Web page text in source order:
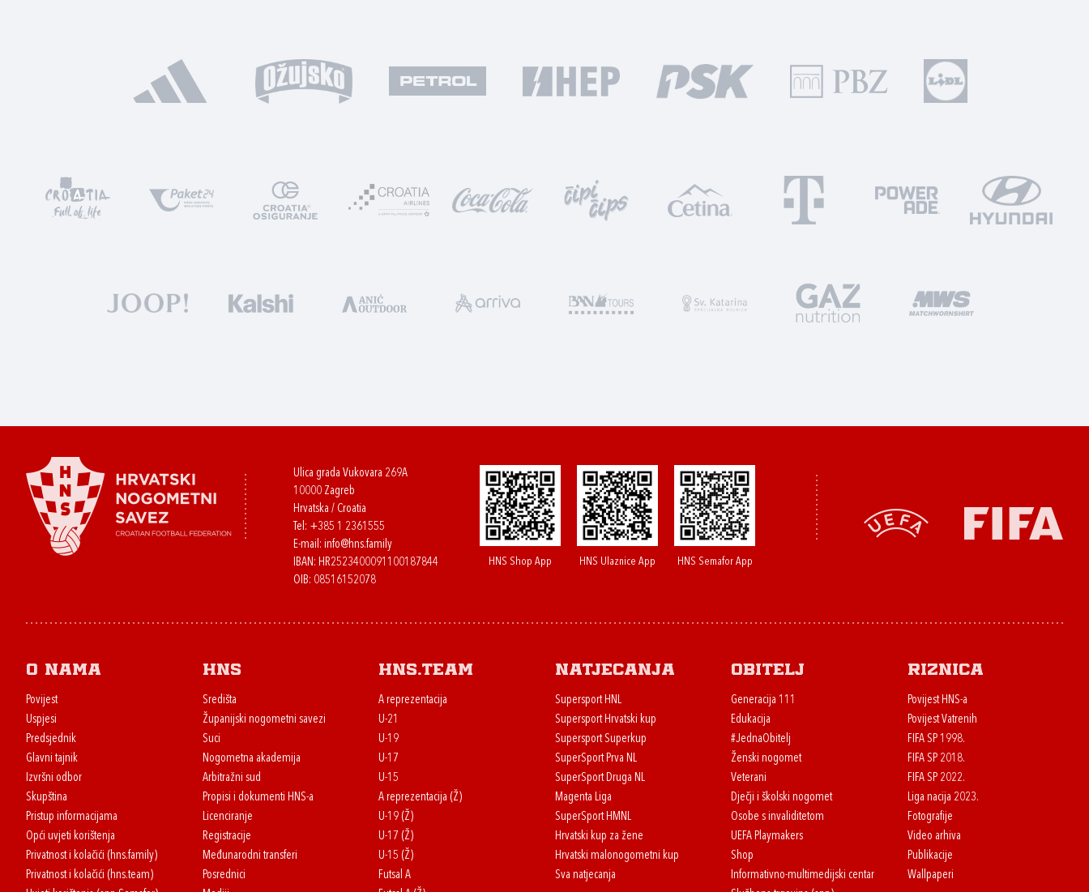
Ulica grada Vukovara 269A
10000 Zagreb
Hrvatska / Croatia
Tel: +385 1 2361555
E-mail: info@hns.family
IBAN: HR2523400091100187844
OIB: 08516152078
HNS Shop App HNS Ulaznice App HNS Semafor App
O nama
Povijest
Uspjesi
Predsjednik
Glavni tajnik
Izvršni odbor
Skupština
Pristup informacijama
Opći uvjeti korištenja
Privatnost i kolačići (hns.family)
Privatnost i kolačići (hns.team)
HNS
Središta
Županijski nogometni savezi
Suci
Nogometna akademija
Arbitražni sud
Propisi i dokumenti HNS-a
Licenciranje
Registracije
Međunarodni transferi
Posrednici
HNS.team
A reprezentacija
U-21
U-19
U-17
U-15
A reprezentacija (Ž)
U-19 (Ž)
U-17 (Ž)
U-15 (Ž)
Futsal A
Natjecanja
Supersport HNL
Supersport Hrvatski kup
Supersport Superkup
SuperSport Prva NL
SuperSport Druga NL
Magenta Liga
SuperSport HMNL
Hrvatski kup za žene
Hrvatski malonogometni kup
Sva natjecanja
Obitelj
Generacija 111
Edukacija
#JednaObitelj
Ženski nogomet
Veterani
Dječji i školski nogomet
Osobe s invaliditetom
UEFA Playmakers
Shop
Informativno-multimedijski centar
Riznica
Povijest HNS-a
Povijest Vatrenih
FIFA SP 1998.
FIFA SP 2018.
FIFA SP 2022.
Liga nacija 2023.
Fotografije
Video arhiva
Publikacije
Wallpaperi